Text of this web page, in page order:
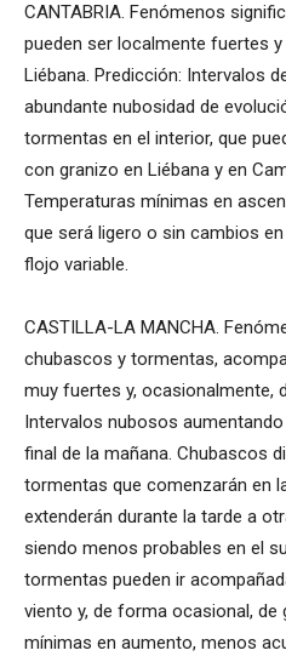
CANTABRIA. Fenómenos
pueden ser localmente fuertes
Liébana. Predicción: Intervalos
abundante nubosidad de
tormentas en el interior, que
con granizo en Liébana y en
Temperaturas mínimas en
que será ligero o sin cambios
flojo variable.
CASTILLA-LA MANCHA.
chubascos y tormentas,
muy fuertes y, ocasionalmente,
Intervalos nubosos
final de la mañana. Chubascos
tormentas que comenzarán en
extenderán durante la tarde a
siendo menos probables en el
tormentas pueden ir
viento y, de forma ocasional, de
mínimas en aumento, menos